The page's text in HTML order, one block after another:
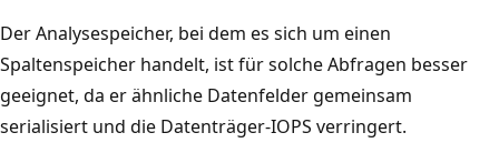
Der Analysespeicher, bei dem es sich um einen
Spaltenspeicher handelt, ist für solche Abfragen besser
geeignet, da er ähnliche Datenfelder gemeinsam
serialisiert und die Datenträger-IOPS verringert.